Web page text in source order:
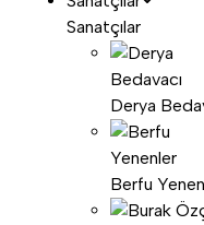
Sanatçılar
Derya
Berfu